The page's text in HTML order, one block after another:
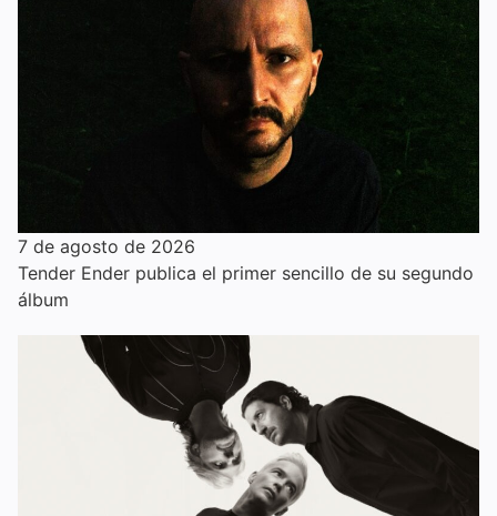
7 de agosto de 2026
Tender Ender publica el primer sencillo de su segundo
álbum